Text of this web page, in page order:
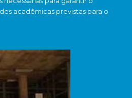
acadêmicas previstas para o